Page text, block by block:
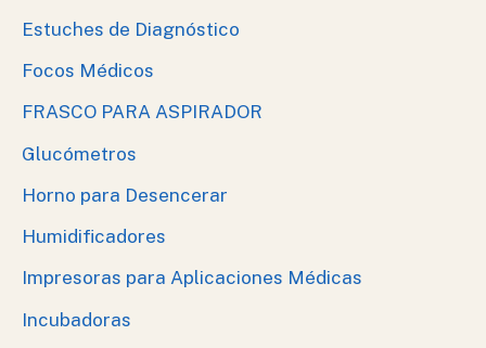
Estuches de Diagnóstico
Focos Médicos
FRASCO PARA ASPIRADOR
Glucómetros
Horno para Desencerar
Humidificadores
Impresoras para Aplicaciones Médicas
Incubadoras